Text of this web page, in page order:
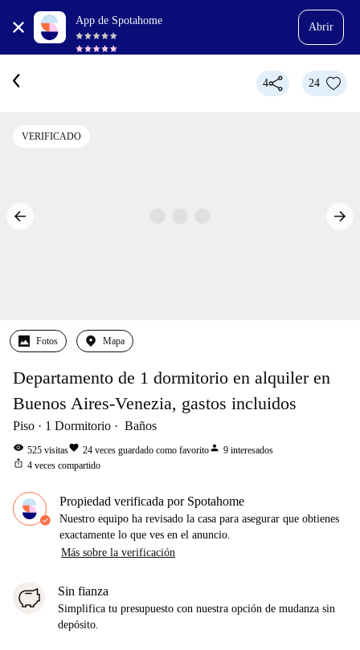
App de Spotahome
Abrir
4 24
VERIFICADO
Fotos Mapa
Departamento de 1 dormitorio en alquiler en
Buenos Aires-Venezia, gastos incluidos
Piso 1 Dormitorio Baños
visibility 525 visitasfavorite 24 veces guardado como favoritoperson 9 interesados
ios_share 4 veces compartido
Propiedad verificada por Spotahome
Nuestro equipo ha revisado la casa para asegurar que obtienes
exactamente lo que ves en el anuncio.
Más sobre la verificación
Sin fianza
Simplifica tu presupuesto con nuestra opción de mudanza sin
depósito.